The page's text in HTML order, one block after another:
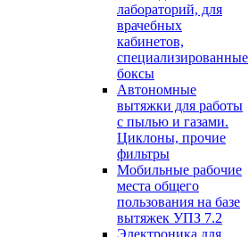
лабораторий, для
врачебных
кабинетов,
специализированные
боксы
Автономные
вытяжки для работы
с пылью и газами.
Циклоны, прочие
фильтры
Мобильные рабочие
места общего
пользования на базе
вытяжек УПЗ 7.2
Электроника для